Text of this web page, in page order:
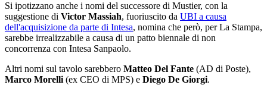
Si ipotizzano anche i nomi del successore di Mustier, con la
suggestione di Victor Massiah, fuoriuscito da UBI a causa
dell'acquisizione da parte di Intesa, nomina che però, per La Stampa,
sarebbe irrealizzabile a causa di un patto biennale di non
concorrenza con Intesa Sanpaolo.
Altri nomi sul tavolo sarebbero Matteo Del Fante (AD di Poste),
Marco Morelli(ex CEO di MPS) e Diego De Giorgi.